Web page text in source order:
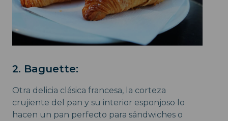
2. Baguette:
Otra delicia clásica francesa, la corteza
crujiente del pan y su interior esponjoso lo
hacen un pan perfecto para sándwiches o